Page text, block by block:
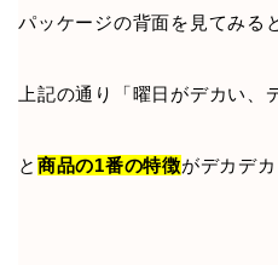
パッケージの背面を見てみる
上記の通り「曜日がデカい、
と 商品の1番の特徴がデカデ